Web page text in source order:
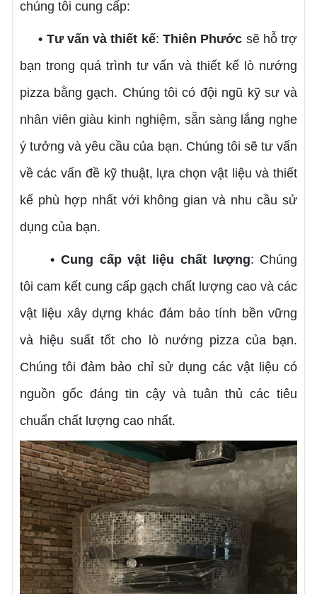
chúng tôi cung cấp:
• Tư vấn và thiết kế:Thiên Phước sẽ hỗ trợ
bạn trong quá trình tư vấn và thiết kế lò nướng
pizza bằng gạch. Chúng tôi có đội ngũ kỹ sư và
nhân viên giàu kinh nghiệm, sẵn sàng lắng nghe
ý tưởng và yêu cầu của bạn. Chúng tôi sẽ tư vấn
về các vấn đề kỹ thuật, lựa chọn vật liệu và thiết
kế phù hợp nhất với không gian và nhu cầu sử
dụng của bạn.
• Cung cấp vật liệu chất lượng: Chúng
tôi cam kết cung cấp gạch chất lượng cao và các
vật liệu xây dựng khác đảm bảo tính bền vững
và hiệu suất tốt cho lò nướng pizza của bạn.
Chúng tôi đảm bảo chỉ sử dụng các vật liệu có
nguồn gốc đáng tin cậy và tuân thủ các tiêu
chuẩn chất lượng cao nhất.